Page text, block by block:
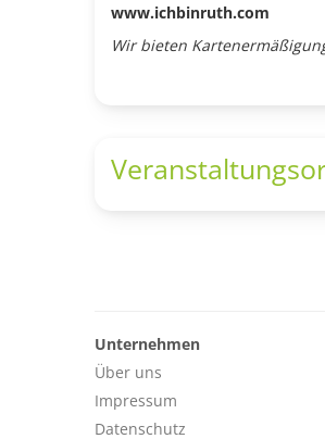
www.ichbinruth.com
Wir bieten
Unternehmen
Über uns
Impressum
Datenschutz